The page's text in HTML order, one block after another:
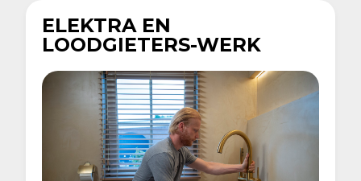
ELEKTRA EN
LOODGIETERS-WERK